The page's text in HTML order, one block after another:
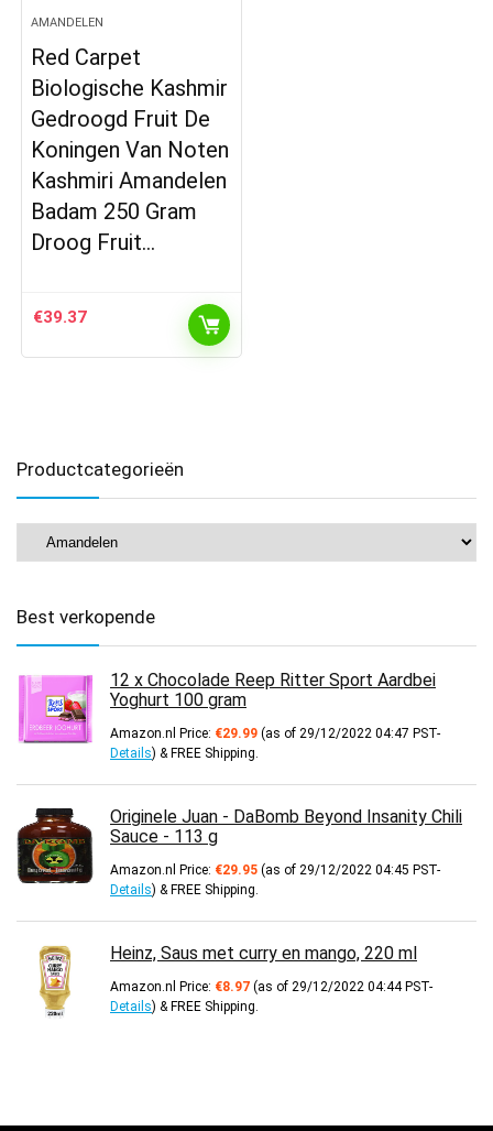
AMANDELEN
Red Carpet
Biologische Kashmir
Gedroogd Fruit De
Koningen Van Noten
Kashmiri Amandelen
Badam 250 Gram
Droog Fruit…
€39.37
Productcategorieën
Best verkopende
12 x Chocolade Reep Ritter Sport Aardbei
Yoghurt 100 gram
Amazon.nl Price: €29.99 (as of 29/12/2022 04:47 PST-
Details) & FREE Shipping.
Originele Juan - DaBomb Beyond Insanity Chili
Sauce - 113 g
Amazon.nl Price: €29.95 (as of 29/12/2022 04:45 PST-
Details) & FREE Shipping.
Heinz, Saus met curry en mango, 220 ml
Amazon.nl Price: €8.97 (as of 29/12/2022 04:44 PST-
Details) & FREE Shipping.